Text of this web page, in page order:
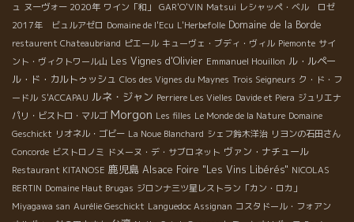
ュ ヌーヴォー 2020年 ワイン「和」 GAR'O'VIN Matsui レシャッペ・ベル ロゼ
2017年 ビュルアゼロ Domaine de l'Ecu L'Herbefolle Domaine de la Borde
restaurent Chateaubriand ピエール キューヴェ・ブディ・ヴィル Piemonte サイ
ント・ヴィクトワール山 Les Vignes d'Olivier Emmanuel Houillon ル・ルペー
ル・ド・カルトゥッシュ Clos des Vignes du Maynes Trois Seigneurs ク・ド・フ
ードル S'ACCAPAU ルネ・ジャン Perriere Les Vielles Davide et Piera ジュリエナ
パリ・ビストロ・マルゴ Morgon Les filles Le Monde de la Nature Domaine
Geschickt リオネル・ゴビー La Noue Blanchard シェフ鈴木洋治 リヨンの石田さん
Concorde ビストロノミ ドメーヌ・デ・サブロネット ヴァン・ナチュール
Restaurant KITANOSE 鹿児島 Alsace Foire "Les Vins Libérés" NICOLAS
BERTIN Domaine Haut Brugas ジロンナ三ツ星レストラン「カン・ロカ」
Miyagawa san Aurélie Geschickt Languedoc Assignan コスタドール・フォアン